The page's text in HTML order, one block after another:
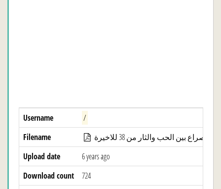
Username
/
Filename
Upload date
6 years ago
Download count
724